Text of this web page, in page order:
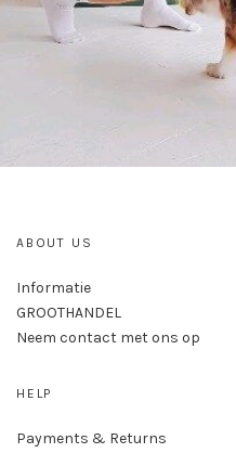
ABOUT US
Informatie
GROOTHANDEL
Neem contact met ons op
HELP
Payments & Returns